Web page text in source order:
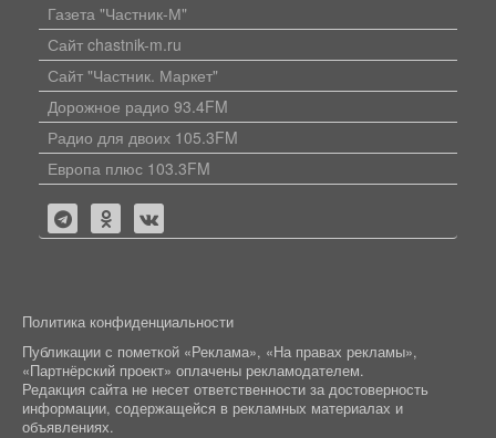
Газета "Частник-М"
Сайт chastnik-m.ru
Сайт "Частник. Маркет"
Дорожное радио 93.4FM
Радио для двоих 105.3FM
Европа плюс 103.3FM
Политика конфиденциальности
Публикации с пометкой «Реклама», «На правах рекламы»,
«Партнёрский проект» оплачены рекламодателем.
Редакция сайта не несет ответственности за достоверность
информации, содержащейся в рекламных материалах и
объявлениях.